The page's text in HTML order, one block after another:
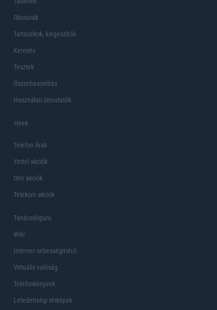
Okosórák
Tartozékok, kiegeszítők
Keresés
Tesztek
Összehasonlítás
Használati útmutatók
Hirek
Telefon Árak
Yettel akciók
One akciók
Telekom akciók
Tanácsdóguru
Wiki
Internet sebességmérő
Virtuális valóság
Telefonkönyvek
Lefedettségi térképek